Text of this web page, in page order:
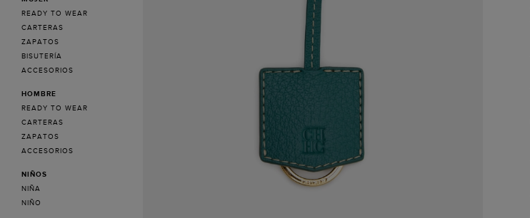
READY TO WEAR
CARTERAS
ZAPATOS
BISUTERÍA
ACCESORIOS
HOMBRE
READY TO WEAR
CARTERAS
ZAPATOS
ACCESORIOS
NIÑOS
NIÑA
NIÑO